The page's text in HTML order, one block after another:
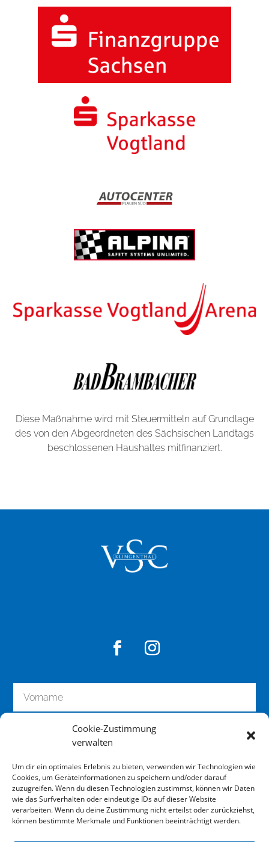
Cookie-Zustimmung
verwalten
Um dir ein optimales Erlebnis zu bieten, verwenden wir Technologien wie
Cookies, um Geräteinformationen zu speichern und/oder darauf
zuzugreifen. Wenn du diesen Technologien zustimmst, können wir Daten
wie das Surfverhalten oder eindeutige IDs auf dieser Website
verarbeiten. Wenn du deine Zustimmung nicht erteilst oder zurückziehst,
können bestimmte Merkmale und Funktionen beeinträchtigt werden.
Diese Maßnahme wird mit Steuermitteln auf Grundlage
des von den Abgeordneten des Sächsischen Landtags
beschlossenen Haushaltes mitfinanziert.
zum Newsletter anmelden